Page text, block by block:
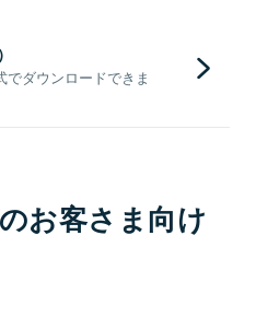
ダウンロードできま
お客さま向け